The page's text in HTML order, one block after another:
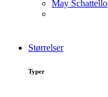
May Schattello
Størrelser
Typer